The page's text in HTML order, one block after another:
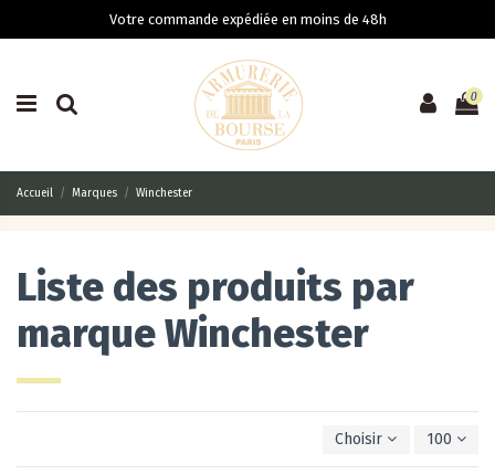
Votre commande expédiée en moins de 48h
0
Accueil Marques Winchester
Liste des produits par
marque Winchester
Choisir 100